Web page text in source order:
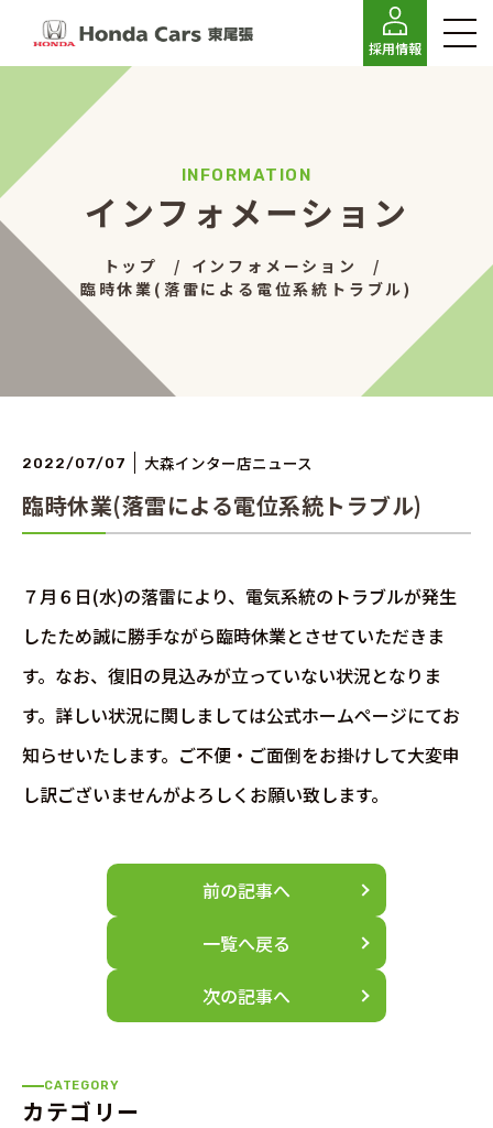
採用情報
インフォメーション
トップ
インフォメーション
臨時休業(落雷による電位系統トラブル)
2022/07/07 大森インター店ニュース
臨時休業(落雷による電位系統トラブル)
７月６日(水)の落雷により、電気系統のトラブルが発生
したため誠に勝手ながら臨時休業とさせていただきま
す。なお、復旧の見込みが立っていない状況となりま
す。詳しい状況に関しましては公式ホームページにてお
知らせいたします。ご不便・ご面倒をお掛けして大変申
し訳ございませんがよろしくお願い致します。
前の記事へ
一覧へ戻る
次の記事へ
CATEGORY
カテゴリー